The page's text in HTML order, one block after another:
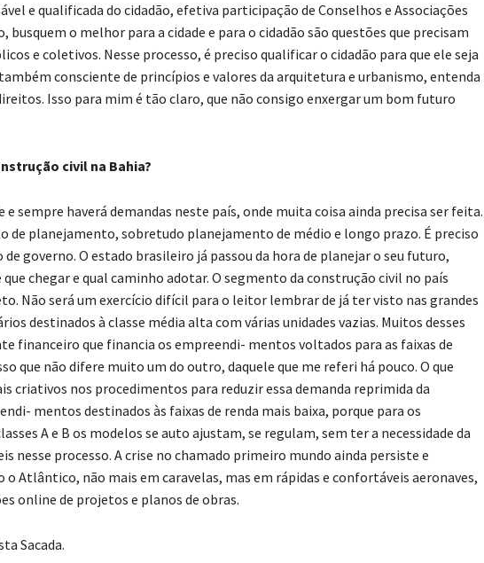
e qualificada do cidadão, efetiva participação de Conselhos e Associações
o melhor para a cidade e para o cidadão são questões que precisam
e coletivos. Nesse processo, é preciso qualificar o cidadão para que ele seja
consciente de princípios e valores da arquitetura e urbanismo, entenda
Isso para mim é tão claro, que não consigo enxergar um bom futuro
civil na Bahia?
sempre haverá demandas neste país, onde muita coisa ainda precisa ser feita.
de planejamento, sobretudo planejamento de médio e longo prazo. É preciso
governo. O estado brasileiro já passou da hora de planejar o seu futuro,
chegar e qual caminho adotar. O segmento da construção civil no país
Não será um exercício difícil para o leitor lembrar de já ter visto nas grandes
destinados à classe média alta com várias unidades vazias. Muitos desses
financeiro que financia os empreendi- mentos voltados para as faixas de
que não difere muito um do outro, daquele que me referi há pouco. O que
criativos nos procedimentos para reduzir essa demanda reprimida da
mentos destinados às faixas de renda mais baixa, porque para os
A e B os modelos se auto ajustam, se regulam, sem ter a necessidade da
nesse processo. A crise no chamado primeiro mundo ainda persiste e
Atlântico, não mais em caravelas, mas em rápidas e confortáveis aeronaves,
online de projetos e planos de obras.
Sacada.